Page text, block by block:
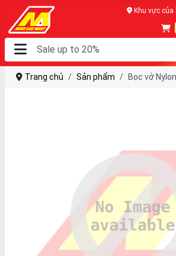
Khu vực của
Trang chủ Sản phẩm Bọc vở